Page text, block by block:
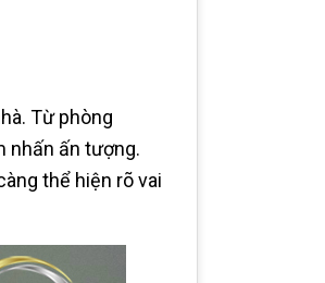
Từ phòng
nhấn ấn tượng.
thể hiện rõ vai